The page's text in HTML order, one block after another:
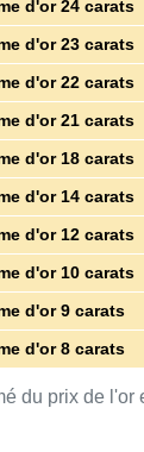
du prix de l'or
d'or 24 carats
d'or 23 carats
d'or 22 carats
d'or 21 carats
d'or 18 carats
d'or 14 carats
d'or 12 carats
d'or 10 carats
d'or 9 carats
d'or 8 carats